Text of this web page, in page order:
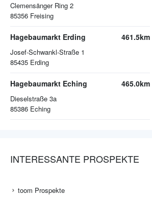
Clemensänger Ring 2
85356 Freising
Hagebaumarkt Erding
Josef-Schwankl-Straße 1
85435 Erding
461.5km
Hagebaumarkt Eching
Dieselstraße 3a
85386 Eching
465.0km
INTERESSANTE PROSPEKTE
toom Prospekte